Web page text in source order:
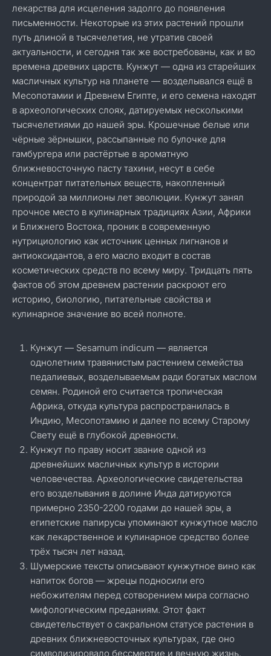
лекарства для исцеления задолго до появления
письменности. Некоторые из этих растений прошли
путь длиной в тысячелетия, не утратив своей
актуальности, и сегодня так же востребованы, как и во
времена древних царств. Кунжут — одна из старейших
масличных культур на планете — возделывался ещё в
Месопотамии и Древнем Египте, и его семена находят
в археологических слоях, датируемых несколькими
тысячелетиями до нашей эры. Крошечные белые или
чёрные зёрнышки, рассыпанные по булочке для
гамбургера или растёртые в ароматную
ближневосточную пасту тахини, несут в себе
концентрат питательных веществ, накопленный
природой за миллионы лет эволюции. Кунжут занял
прочное место в кулинарных традициях Азии, Африки
и Ближнего Востока, проник в современную
нутрициологию как источник ценных лигнанов и
антиоксидантов, а его масло входит в состав
косметических средств по всему миру. Тридцать пять
фактов об этом древнем растении раскроют его
историю, биологию, питательные свойства и
кулинарное значение во всей полноте.
Кунжут — Sesamum indicum — является
однолетним травянистым растением семейства
педалиевых, возделываемым ради богатых маслом
семян. Родиной его считается тропическая
Африка, откуда культура распространилась в
Индию, Месопотамию и далее по всему Старому
Свету ещё в глубокой древности.
Кунжут по праву носит звание одной из
древнейших масличных культур в истории
человечества. Археологические свидетельства
его возделывания в долине Инда датируются
примерно 2350-2200 годами до нашей эры, а
египетские папирусы упоминают кунжутное масло
как лекарственное и кулинарное средство более
трёх тысяч лет назад.
Шумерские тексты описывают кунжутное вино как
напиток богов — жрецы подносили его
небожителям перед сотворением мира согласно
мифологическим преданиям. Этот факт
свидетельствует о сакральном статусе растения в
древних ближневосточных культурах, где оно
символизировало бессмертие и вечную жизнь.